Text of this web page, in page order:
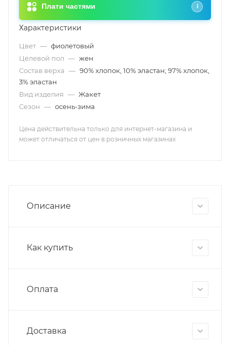
Плати частями i
Характеристики
Цвет — фиолетовый
Целевой пол — жен
Состав верха — 90% хлопок, 10% эластан; 97% хлопок,
3% эластан
Вид изделия — Жакет
Сезон — осень-зима
Цена действительна только для интернет-магазина и
может отличаться от цен в розничных магазинах
Описание
Как купить
Оплата
Доставка